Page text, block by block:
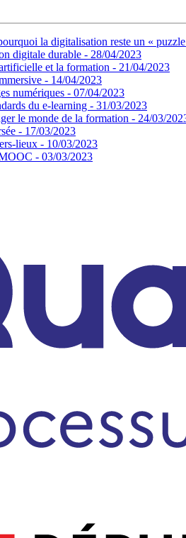
la digitalisation reste un «
digitale durable - 28/04/2023
et la formation - 21/04/2023
- 14/04/2023
numériques - 07/04/2023
du e-learning - 31/03/2023
le monde de la formation - 24/03/
- 17/03/2023
lieux - 10/03/2023
- 03/03/2023